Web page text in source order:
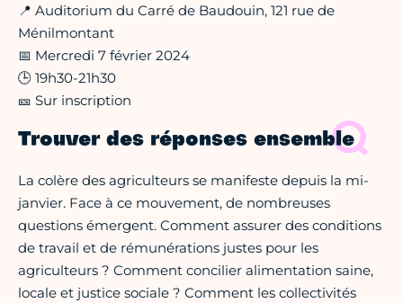
📍 Auditorium du Carré de Baudouin, 121 rue de
Ménilmontant
📅 Mercredi 7 février 2024
🕒 19h30-21h30
🎫 Sur inscription
Trouver des réponses ensemble
La colère des agriculteurs se manifeste depuis la mi-
janvier. Face à ce mouvement, de nombreuses
questions émergent. Comment assurer des conditions
de travail et de rémunérations justes pour les
agriculteurs ? Comment concilier alimentation saine,
locale et justice sociale ? Comment les collectivités